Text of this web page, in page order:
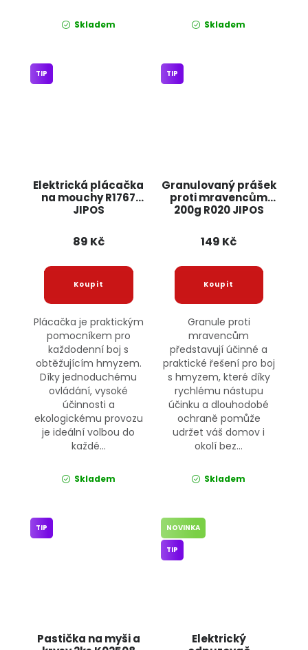
Skladem Skladem
Elektrická plácačka
na mouchy R1767
JIPOS
TIP
89 Kč
Plácačka je praktickým
pomocníkem pro
každodenní boj s
obtěžujícím hmyzem.
Díky jednoduchému
ovládání, vysoké
účinnosti a
ekologickému provozu
je ideální volbou do
každé...
Skladem
Granulovaný prášek
proti mravencům
200g R020 JIPOS
TIP
149 Kč
Granule proti
mravencům
představují účinné a
praktické řešení pro boj
s hmyzem, které díky
rychlému nástupu
účinku a dlouhodobé
ochraně pomůže
udržet váš domov i
okolí bez...
Skladem
Pastička na myši a
TIP
Elektrický
NOVINKA
TIP